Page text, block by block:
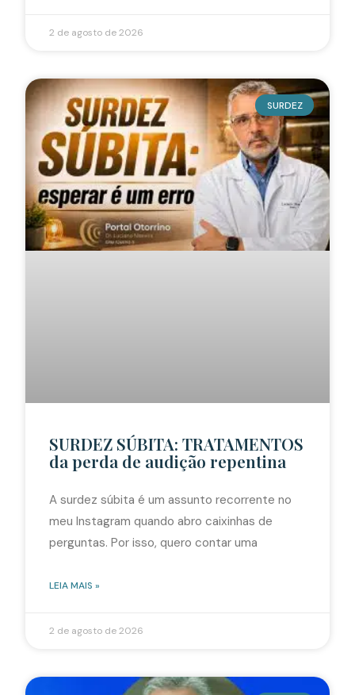
2 de agosto de 2026
SURDEZ
SURDEZ SÚBITA: TRATAMENTOS
da perda de audição repentina
A surdez súbita é um assunto recorrente no
meu Instagram quando abro caixinhas de
perguntas. Por isso, quero contar uma
LEIA MAIS »
2 de agosto de 2026